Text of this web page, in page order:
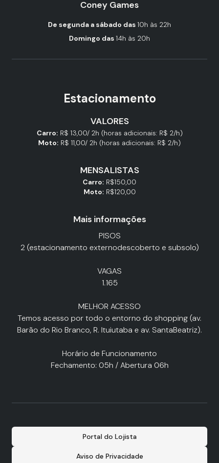
Coney Games
De segunda a sábado das 10h às 22h
Domingo das 14h às 20h
Estacionamento
VALORES
Carro: R$ 13,00/ 2h (horas adicionais: R$ 2/h)
Moto: R$ 11,00/ 2h (horas adicionais: R$ 2/h)
MENSALISTAS
Carro: R$150,00
Moto: R$120,00
Mais informações
PISOS
2 (estacionamento externodescoberto e subsolo)
VAGAS
1.165
MELHOR ACESSO
Temos acesso por todo o entorno do shopping (av.
Barão do Rio Branco, R. Ituiutaba e av. SantaBeatriz).
Horário de Funcionamento
Fechamento: 05h / Abertura 06h
Portal do Lojista
Aviso de Privacidade